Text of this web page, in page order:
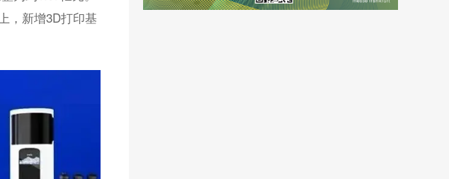
，新增3D打印基